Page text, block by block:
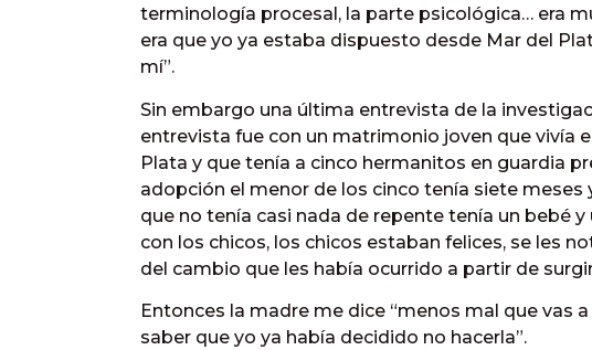
terminología procesal, la parte psicológica… era
era que yo ya estaba dispuesto desde Mar del
mí”.
Sin embargo una última entrevista de la
entrevista fue con un matrimonio joven que vivía
Plata y que tenía a cinco hermanitos en guardia
adopción el menor de los cinco tenía siete meses
que no tenía casi nada de repente tenía un bebé
con los chicos, los chicos estaban felices, se les
del cambio que les había ocurrido a partir de
Entonces la madre me dice “menos mal que vas
saber que yo ya había decidido no hacerla”.